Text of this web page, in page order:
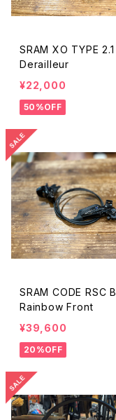
SRAM XO TYPE
Derailleur
¥22,000
50%OFF
SRAM CODE RSC
Rainbow Front
¥39,600
20%OFF